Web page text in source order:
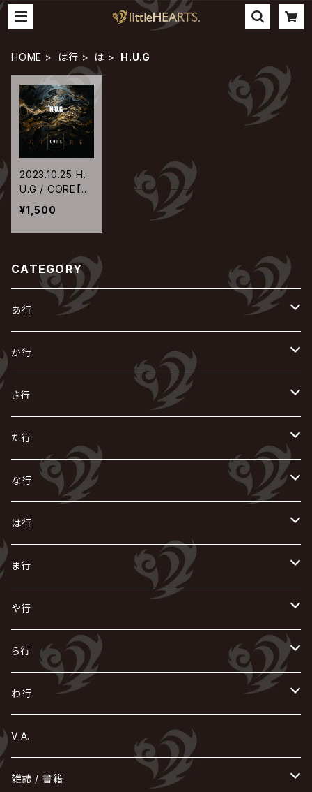
HOME は行 は H.U.G
2023.10.25 H.
U.G / CORE【流
通盤】
¥1,500
CATEGORY
あ行
あ
R指定
AIOLIN
浅葱 / ASAGI
Azavana
Acid Black Cherry
い
IKUO
exist†trace
イビツ マル
色々な十字架
168 / 葵-168-
う
VIRGE / ヴァージュ
Waive
UCHUSENTAI:NOIZ / 宇宙戦隊NOIZ
え
ACE OF SPADES
X JAPAN
LSN / The LEGENDARY SIX NINE
お
AURORIZE
OFIAM
か行
か
怪人二十面奏
Kαin
CASCADE
the GazettE
GOTCHAROCKA
き
KISAKI
キズ
清春
KIRITO / キリト
己龍
く
Crack6
グラビティ
GREN / グレン
黒夢
け
[ kei ] / 圭
仮病
こ
GOATBED
ゴールデンボンバー
コドモドラゴン
さ行
さ
ザアザア
The THIRTEEN
Sadie
XANVALA
し
Zeke Deux
Z CLEAR
-真天地開闢集団-ジグザグ
Sick²
ジグソウ
す
Z CLEAR
超ジャシー
Scarlet Valse
SCAPEGOAT
せ
ゼラ
零[Hz]
そ
SOPHIA
ZOMBIE / ぞんび
た行
た
DASEIN
DAIGO
DazzlingBAD
DADAROMA
逹瑯
ち
CHAQLA.
つ
て
D
DIAURA
と
東京花嫁
Tourbillon
な行
な
NIGHTMARE
NAZARE
に
NiEL
NICOLAS
ぬ
nurié
ね
NETH PRIERE CAIN
NEVERLAND
の
NoGoD
NOCTURNAL BLOODLUST
は行
は
heidi.
H.U.G
BUCK-TICK
ひ
HERO
美炎-BIEN-
ふ
Far East Dizain
Fatüm
へ
BabyKingdom
THE BEETHOVEN
ほ
POIDOL
ま行
ま
THE MICRO HEAD 4N'S
MAO / マオ from SID
み
未完成アリス
ミスイ
む
MUCC / ムック
め
メトロノーム
も
や行
や
ヤミテラ / 外道反逆者ヤミテラ
ゆ
YUKIYA / 藤田幸也
ユナイト
よ
ら行
ら
rice
Rides In ReVellion
り
Leetspeak monsters
る
わ行
わ
wyse
V.A.
雑誌 / 書籍